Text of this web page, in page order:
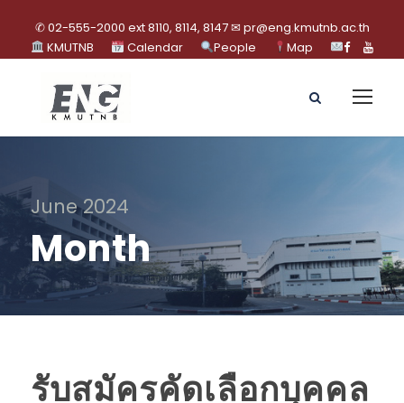
✆ 02-555-2000 ext 8110, 8114, 8147 ✉ pr@eng.kmutnb.ac.th
KMUTNB
Calendar People Map
June 2024
Month
รับสมัครคัดเลือกบุคคล